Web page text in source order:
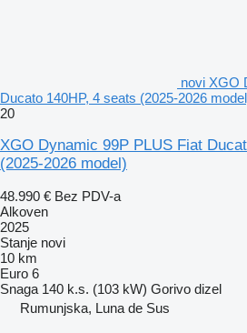
novi XGO
Ducato 140HP, 4 seats (2025-2026
20
XGO Dynamic 99P PLUS Fiat
(2025-2026 model)
48.990 € Bez PDV-a
Alkoven
2025
Stanje novi
10 km
Euro 6
Snaga 140 k.s. (103 kW) Gorivo dizel
Rumunjska, Luna de Sus